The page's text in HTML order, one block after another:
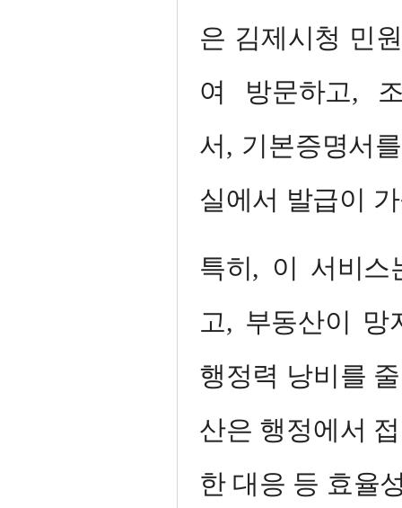
은 김제시청 민
여 방문하고,
서, 기본증명서
실에서 발급이
특히, 이 서비
고, 부동산이 망
행정력 낭비를
산은 행정에서
한 대응 등 효율